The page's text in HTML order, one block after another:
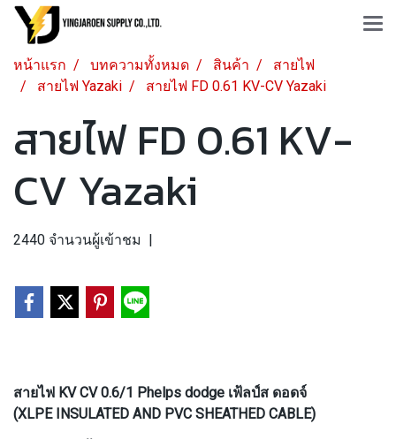
หน้าแรก บทความทั้งหมด สินค้า
สายไฟ
สายไฟ Yazaki
สายไฟ FD 0.61 KV-CV Yazaki
สายไฟ FD 0.61 KV-
CV Yazaki
2440 จำนวนผู้เข้าชม |
สายไฟ KV CV 0.6/1 Phelps dodge เฟ้ลป์ส ดอดจ์
(XLPE INSULATED AND PVC SHEATHED CABLE)